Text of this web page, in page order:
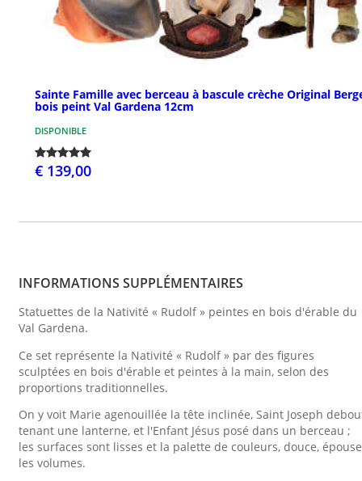
Sainte Famille avec berceau à bascule crèche Original
bois peint Val Gardena 12cm
DISPONIBLE
€ 139,00
INFORMATIONS SUPPLÉMENTAIRES
Statuettes de la Nativité « Rudolf » peintes en bois d'érable du
Val Gardena.
Ce set représente la Nativité « Rudolf » par des figures
sculptées en bois d'érable et peintes à la main, selon des
proportions traditionnelles.
On y voit Marie agenouillée la tête inclinée, Saint Joseph
tenant une lanterne, et l'Enfant Jésus posé dans un berceau ;
les surfaces sont lisses et la palette de couleurs, douce, épouse
les volumes.